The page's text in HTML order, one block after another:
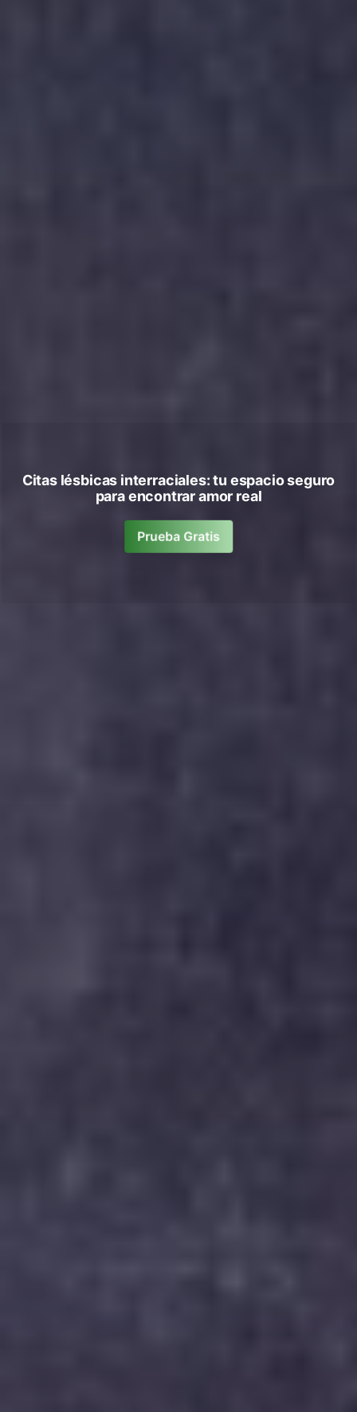
Citas lésbicas interraciales: tu espacio seguro
para encontrar amor real
Prueba Gratis